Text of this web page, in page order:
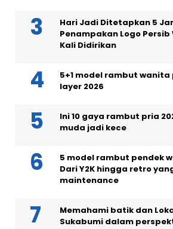
Hari Jadi Ditetapkan 5
Penampakan Logo
Kali Didirikan
5+1 model rambut
layer 2026
Ini 10 gaya rambut pria
muda jadi kece
5 model rambut pendek
Dari Y2K hingga retro
maintenance
Memahami batik dan
Sukabumi dalam